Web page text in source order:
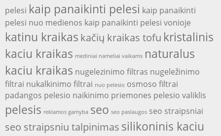
pelesi kaip panaikinti pelesi kaip panaikinti
pelesi nuo medienos kaip panaikinti pelesi vonioje
katinu kraikas kačių kraikas tofu kristalinis
kaciu kraikas mediniai nameliai vaikams naturalus
kaciu kraikas nugelezinimo filtras nugeležinimo
filtrai nukalkinimo filtrai nuo pelesio osmoso filtrai
padangos pelesio naikinimo priemones pelesio valiklis
pelesis reklamos gamyba seo seo paslaugos seo straipsniai
seo straipsniu talpinimas silikoninis kaciu